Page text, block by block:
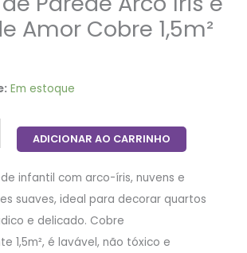
Amor Cobre 1,5m²
Em estoque
ADICIONAR AO CARRINHO
infantil com arco-íris, nuvens e
suaves, ideal para decorar quartos
e delicado. Cobre
1,5m², é lavável, não tóxico e